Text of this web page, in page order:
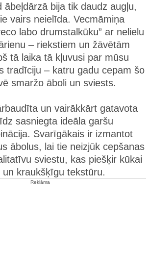
ābeļdārzā bija tik daudz augļu,
vairs neielīda. Vecmāmiņa
labo drumstalkūku” ar nelielu
– riekstiem un žāvētām
tā laika tā kļuvusi par mūsu
tradīciju – katru gadu cepam šo
smaržo āboli un sviests.
un vairākkārt gatavota
sasniegta ideāla garšu
Svarīgākais ir izmantot
ābolus, lai tie neizjūk cepšanas
sviestu, kas piešķir kūkai
un kraukšķīgu tekstūru.
Reklāma